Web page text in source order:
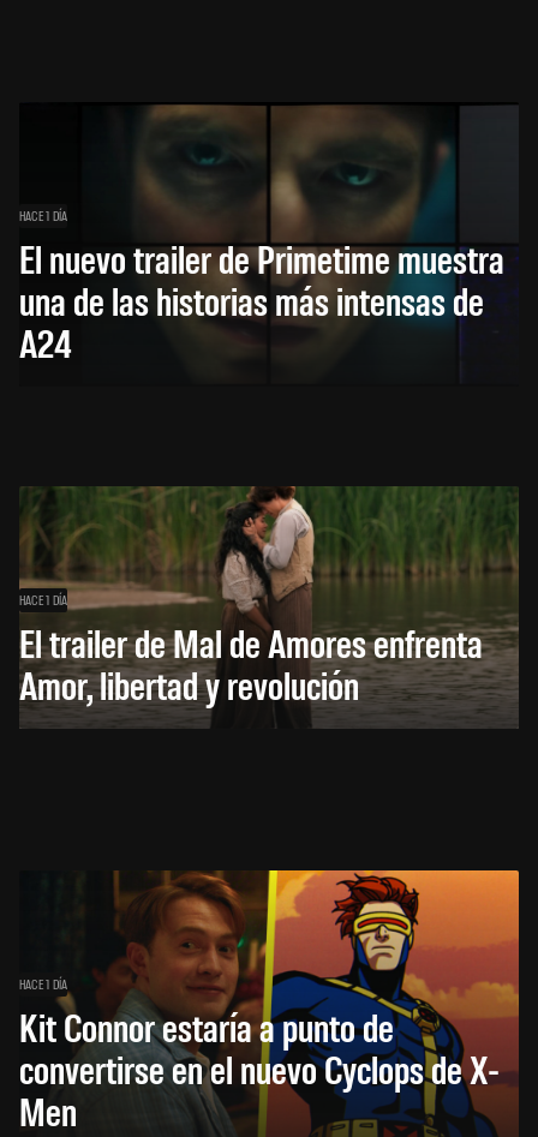
HACE 1 DÍA
El nuevo trailer de Primetime muestra
una de las historias más intensas de
A24
HACE 1 DÍA
El trailer de Mal de Amores enfrenta
Amor, libertad y revolución
HACE 1 DÍA
Kit Connor estaría a punto de
convertirse en el nuevo Cyclops de X-
Men